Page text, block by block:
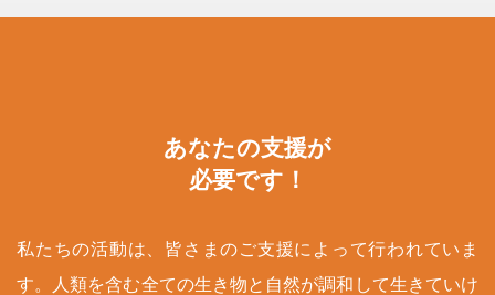
あなたの支援が
必要です！
私たちの活動は、皆さまのご支援によって行われていま
す。人類を含む全ての生き物と自然が調和して生きていけ